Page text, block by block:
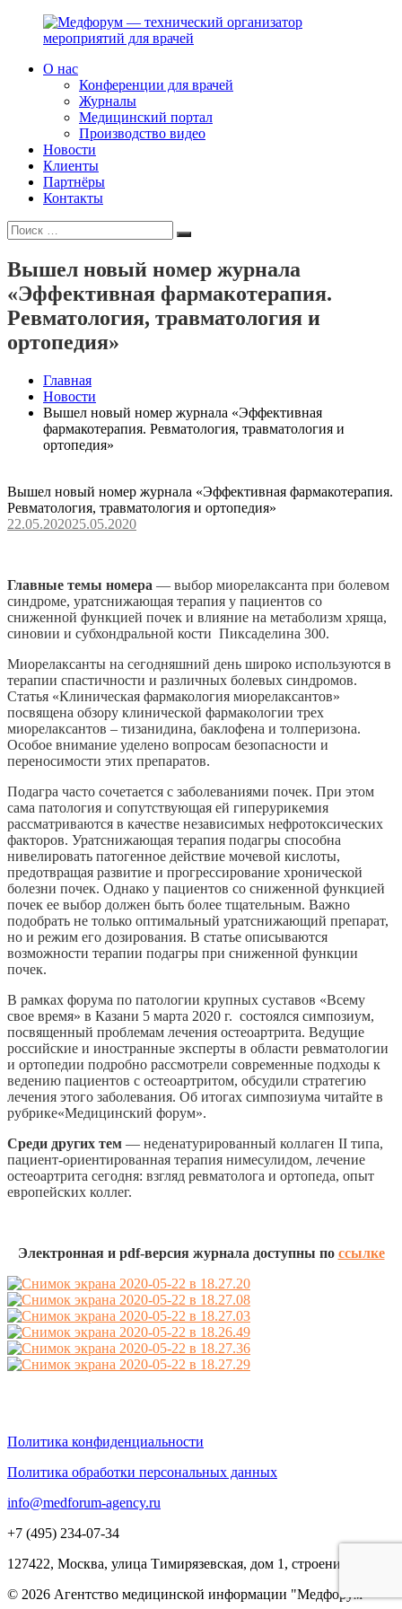
Перейти
Медфорум
технический
организатор
мероприятий
врачей
консультируем
участников
российского
фармрынка
помогаем
выстраивать
с
медицинским
и
фармацевтическим
сообществами.
О нас
Конференции для врачей
Журналы
Медицинский портал
Производство видео
Новости
Клиенты
Партнёры
Контакты
Искать:
Поиск
Вышел новый номер журнала
«Эффективная фармакотерапия.
Ревматология, травматология и
ортопедия»
Главная
Новости
Вышел новый номер журнала «Эффективная
фармакотерапия. Ревматология, травматология и
ортопедия»
Вышел новый номер журнала «Эффективная фармакотерапия.
Ревматология, травматология и ортопедия»
22.05.202025.05.2020
Главные темы номера — выбор миорелаксанта при болевом
синдроме, уратснижающая терапия у пациентов со
сниженной функцией почек и влияние на метаболизм хряща,
синовии и субхондральной кости Пиксаделина 300.
Миорелаксанты на сегодняшний день широко используются в
терапии спастичности и различных болевых синдромов.
Cтатья «Клиническая фармакология миорелаксантов»
посвящена обзору клинической фармакологии трех
миорелаксантов – тизанидина, баклофена и толперизона.
Особое внимание уделено вопросам безопасности и
переносимости этих препаратов.
Подагра часто сочетается с заболеваниями почек. При этом
сама патология и сопутствующая ей гиперурикемия
рассматриваются в качестве независимых нефротоксических
факторов. Уратснижающая терапия подагры способна
нивелировать патогенное действие мочевой кислоты,
предотвращая развитие и прогрессирование хронической
болезни почек. Однако у пациентов со сниженной функцией
почек ее выбор должен быть более тщательным. Важно
подобрать не только оптимальный уратснижающий препарат,
но и режим его дозирования. В статье описываются
возможности терапии подагры при сниженной функции
почек.
В рамках форума по патологии крупных суставов «Всему
свое время» в Казани 5 марта 2020 г. состоялся симпозиум,
посвященный проблемам лечения остеоартрита. Ведущие
российские и иностранные эксперты в области ревматологии
и ортопедии подробно рассмотрели современные подходы к
ведению пациентов с остеоартритом, обсудили стратегию
лечения этого заболевания. Об итогах симпозиума читайте в
рубрике«Медицинский форум».
Среди других тем — неденатурированный коллаген II типа,
пациент-ориентированная терапия нимесулидом, лечение
остеоартрита сегодня: взгляд ревматолога и ортопеда, опыт
европейских коллег.
Электронная и pdf-версия журнала доступны по ссылке
Политика конфиденциальности
Политика обработки персональных данных
info@medforum-agency.ru
+7 (495) 234-07-34
127422, Москва, улица Тимирязевская, дом 1, строение 3
© 2026 Агентство медицинской информации "Медфорум"